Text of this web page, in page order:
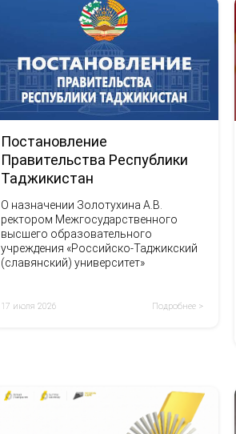
Постановление
Правительства Республики
Таджикистан
О назначении Золотухина А.В.
ректором Межгосударственного
высшего образовательного
учреждения «Российско-Таджикский
(славянский) университет»
17 июля 2026 Подробнее >